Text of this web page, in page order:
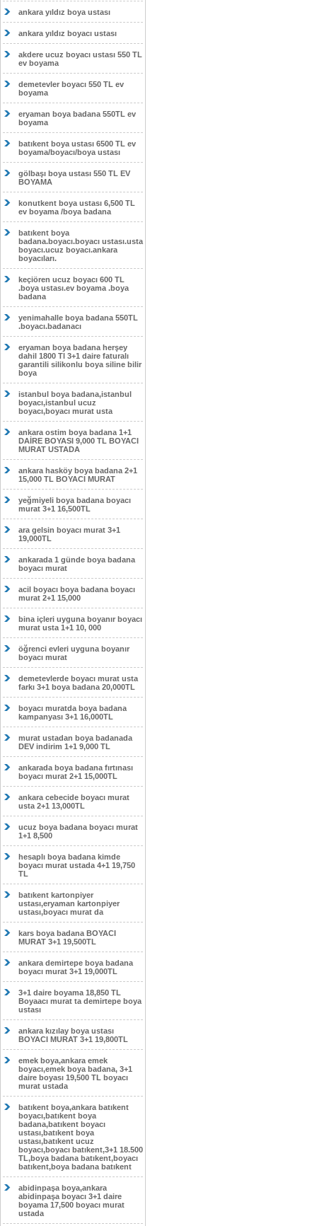
ankara yıldız boya ustası
ankara yıldız boyacı ustası
akdere ucuz boyacı ustası 550 TL
ev boyama
demetevler boyacı 550 TL ev
boyama
eryaman boya badana 550TL ev
boyama
batıkent boya ustası 6500 TL ev
boyama/boyacı/boya ustası
gölbaşı boya ustası 550 TL EV
BOYAMA
konutkent boya ustası 6,500 TL
ev boyama /boya badana
batıkent boya
badana.boyacı.boyacı ustası.usta
boyacı.ucuz boyacı.ankara
boyacıları.
keçiören ucuz boyacı 600 TL
.boya ustası.ev boyama .boya
badana
yenimahalle boya badana 550TL
.boyacı.badanacı
eryaman boya badana herşey
dahil 1800 Tl 3+1 daire faturalı
garantili silikonlu boya siline bilir
boya
istanbul boya badana,istanbul
boyacı,istanbul ucuz
boyacı,boyacı murat usta
ankara ostim boya badana 1+1
DAİRE BOYASI 9,000 TL BOYACI
MURAT USTADA
ankara hasköy boya badana 2+1
15,000 TL BOYACI MURAT
yeğmiyeli boya badana boyacı
murat 3+1 16,500TL
ara gelsin boyacı murat 3+1
19,000TL
ankarada 1 günde boya badana
boyacı murat
acil boyacı boya badana boyacı
murat 2+1 15,000
bina içleri uyguna boyanır boyacı
murat usta 1+1 10, 000
öğrenci evleri uyguna boyanır
boyacı murat
demetevlerde boyacı murat usta
farkı 3+1 boya badana 20,000TL
boyacı muratda boya badana
kampanyası 3+1 16,000TL
murat ustadan boya badanada
DEV indirim 1+1 9,000 TL
ankarada boya badana fırtınası
boyacı murat 2+1 15,000TL
ankara cebecide boyacı murat
usta 2+1 13,000TL
ucuz boya badana boyacı murat
1+1 8,500
hesaplı boya badana kimde
boyacı murat ustada 4+1 19,750
TL
batıkent kartonpiyer
ustası,eryaman kartonpiyer
ustası,boyacı murat da
kars boya badana BOYACI
MURAT 3+1 19,500TL
ankara demirtepe boya badana
boyacı murat 3+1 19,000TL
3+1 daire boyama 18,850 TL
Boyaacı murat ta demirtepe boya
ustası
ankara kızılay boya ustası
BOYACI MURAT 3+1 19,800TL
emek boya,ankara emek
boyacı,emek boya badana, 3+1
daire boyası 19,500 TL boyacı
murat ustada
batıkent boya,ankara batıkent
boyacı,batıkent boya
badana,batıkent boyacı
ustası,batıkent boya
ustası,batıkent ucuz
boyacı,boyacı batıkent,3+1 18.500
TL,boya badana batıkent,boyacı
batıkent,boya badana batıkent
abidinpaşa boya,ankara
abidinpaşa boyacı 3+1 daire
boyama 17,500 boyacı murat
ustada